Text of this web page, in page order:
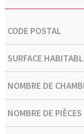
Caractérisque
CODE POSTAL
SURFACE
NOMBRE DE
NOMBRE DE PIÈCES